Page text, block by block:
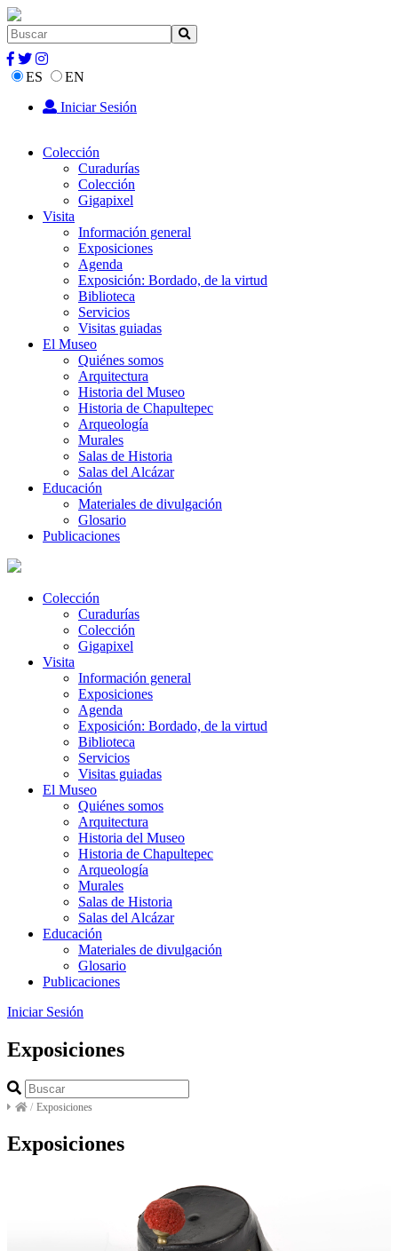
ES
EN
Iniciar Sesión
Colección
Curadurías
Colección
Gigapixel
Visita
Información general
Exposiciones
Agenda
Exposición: Bordado, de la virtud
Biblioteca
Servicios
Visitas guiadas
El Museo
Quiénes somos
Arquitectura
Historia del Museo
Historia de Chapultepec
Arqueología
Murales
Salas de Historia
Salas del Alcázar
Educación
Materiales de divulgación
Glosario
Publicaciones
Colección
Curadurías
Colección
Gigapixel
Visita
Información general
Exposiciones
Agenda
Exposición: Bordado, de la virtud
Biblioteca
Servicios
Visitas guiadas
El Museo
Quiénes somos
Arquitectura
Historia del Museo
Historia de Chapultepec
Arqueología
Murales
Salas de Historia
Salas del Alcázar
Educación
Materiales de divulgación
Glosario
Publicaciones
Iniciar Sesión
Exposiciones
/ Exposiciones
Exposiciones